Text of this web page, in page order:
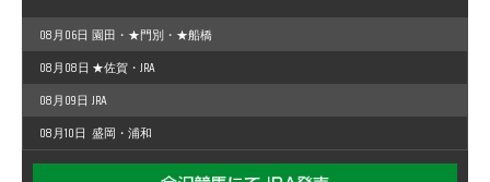
08月06日 園田・★門別・★船橋
08月08日 ★佐賀・JRA
08月09日 JRA
08月10日 盛岡・浦和